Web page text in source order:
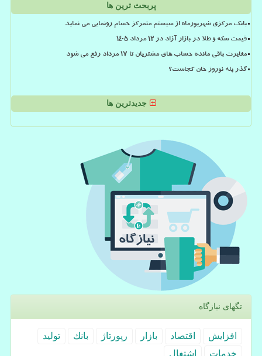
پربحث ترین ها
بانک مرکزی شهریورماه از سیستم متمرکز حسام رونمایی می نماید
قیمت سکه و طلا در بازار آزاد در ۱۲ مرداد ۱۴۰۵
مغایرت باقی مانده حساب های مشتریان تا 17 مرداد رفع می شود
گذر پله نوروز خان کجاست؟
جدیدترین ها
تگهای نیازگاه
افزایش اقتصاد بازار رپورتاژ بانك
تولید
خدمات
اشتغال